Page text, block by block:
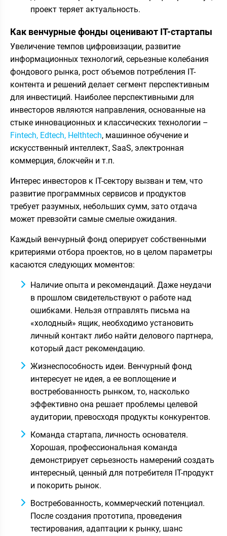
проект теряет актуальность.
Как венчурные фонды оценивают IT-стартапы
Увеличение темпов цифровизации, развитие
информационных технологий, серьезные колебания
фондового рынка, рост объемов потребления IT-
контента и решений делает сегмент перспективным
для инвестиций. Наиболее перспективными для
инвесторов являются направления, основанные на
стыке инновационных и классических технологии –
Fintech, Edtech, Helthtech, машинное обучение и
искусственный интеллект, SaaS, электронная
коммерция, блокчейн и т.п.
Интерес инвесторов к IT-сектору вызван и тем, что
развитие программных сервисов и продуктов
требует разумных, небольших сумм, зато отдача
может превзойти самые смелые ожидания.
Каждый венчурный фонд оперирует собственными
критериями отбора проектов, но в целом параметры
касаются следующих моментов:
Наличие опыта и рекомендаций. Даже неудачи
в прошлом свидетельствуют о работе над
ошибками. Нельзя отправлять письма на
«холодный» ящик, необходимо установить
личный контакт либо найти делового партнера,
который даст рекомендацию.
Жизнеспособность идеи. Венчурный фонд
интересует не идея, а ее воплощение и
востребованность рынком, то, насколько
эффективно она решает проблемы целевой
аудитории, превосходя продукты конкурентов.
Команда стартапа, личность основателя.
Хорошая, профессиональная команда
демонстрирует серьезность намерений создать
интересный, ценный для потребителя IT-продукт
и покорить рынок.
Востребованность, коммерческий потенциал.
После создания прототипа, проведения
тестирования, адаптации к рынку, шанс